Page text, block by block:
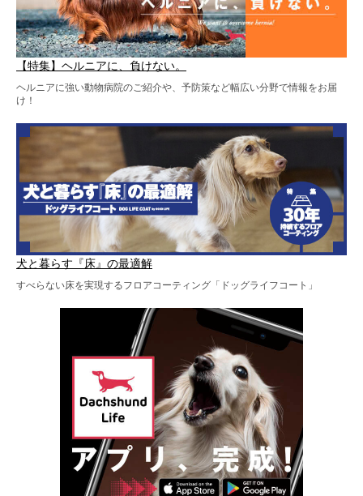
【特集】ヘルニアに、負けない。
ヘルニアに強い動物病院のご紹介や、予防策など幅広い分野で情報をお届
け！
犬と暮らす『床』の最適解
すべらない床を実現するフロアコーティング「ドッグライフコート」